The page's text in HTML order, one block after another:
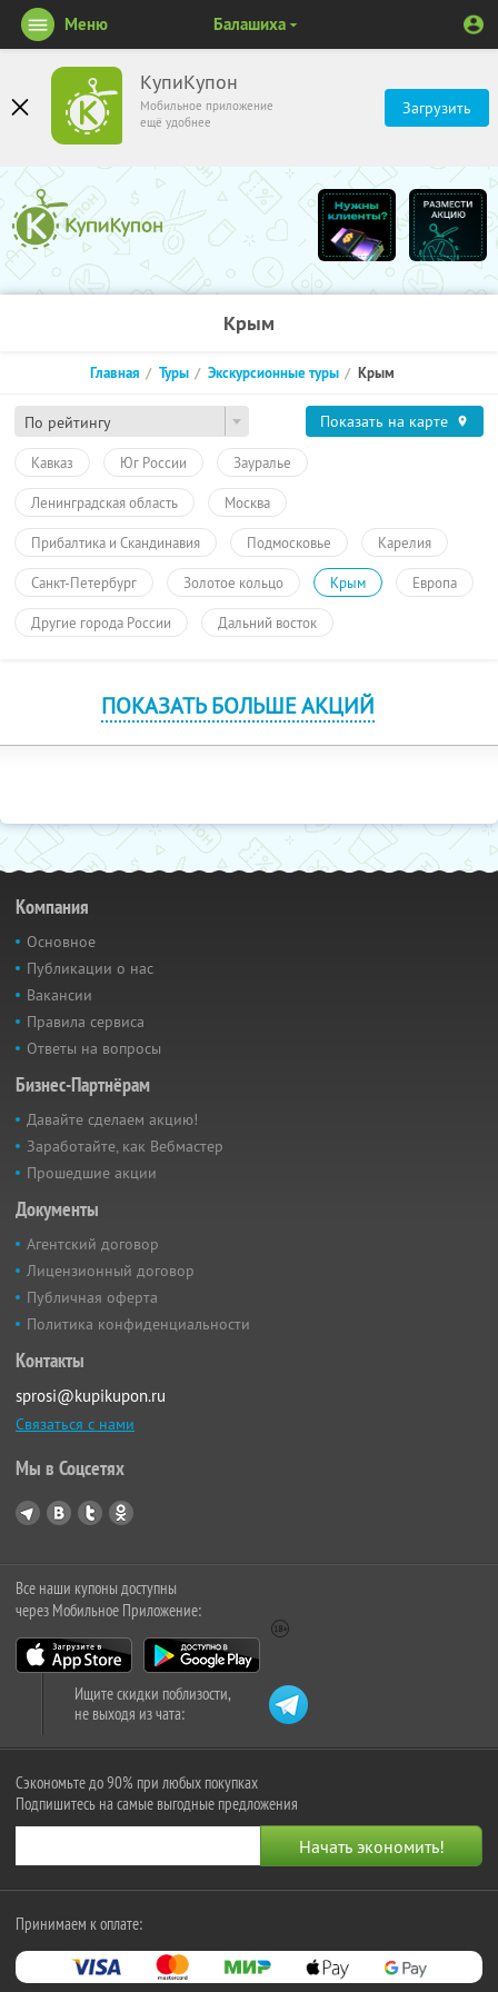
КупиКупон
Мобильное приложение
ещё удобнее
Загрузить
Меню Балашиха
Крым
По рейтингу
Главная Туры Экскурсионные туры Крым
Показать на карте
Кавказ Юг России Зауралье
Ленинградская область Москва
Прибалтика и Скандинавия Подмосковье Карелия
Санкт-Петербург Золотое кольцо Крым Европа
Другие города России Дальний восток
ПОКАЗАТЬ БОЛЬШЕ АКЦИЙ
Компания
Основное
Публикации о нас
Вакансии
Правила сервиса
Ответы на вопросы
Бизнес-Партнёрам
Давайте сделаем акцию!
Заработайте, как Вебмастер
Прошедшие акции
Документы
Агентский договор
Лицензионный договор
Публичная оферта
Политика конфиденциальности
Контакты
sprosi@kupikupon.ru
Связаться с нами
Мы в Соцсетях
Все наши купоны доступны
через Мобильное Приложение:
Ищите скидки поблизости,
не выходя из чата:
Сэкономьте до 90% при любых покупках
Подпишитесь на самые выгодные предложения
Принимаем к оплате: